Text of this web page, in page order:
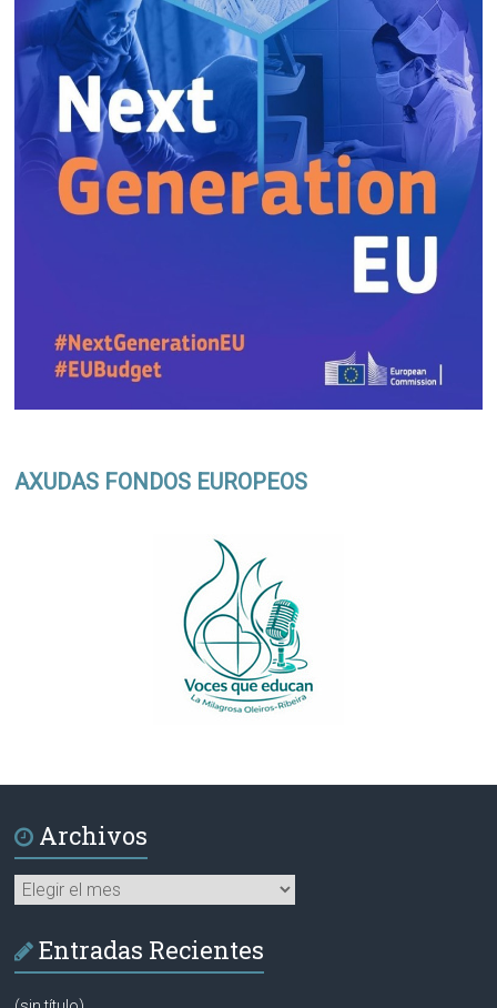
AXUDAS FONDOS EUROPEOS
Archivos
Archivos
Entradas Recientes